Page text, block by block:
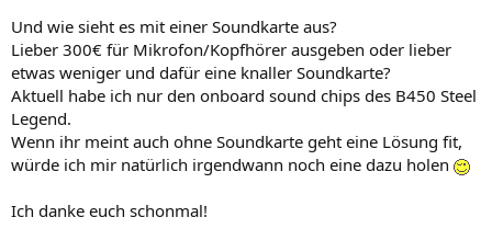
Und wie sieht es mit einer Soundkarte aus?
Lieber 300€ für Mikrofon/Kopfhörer ausgeben oder lieber
etwas weniger und dafür eine knaller Soundkarte?
Aktuell habe ich nur den onboard sound chips des B450 Steel
Legend.
Wenn ihr meint auch ohne Soundkarte geht eine Lösung fit,
würde ich mir natürlich irgendwann noch eine dazu holen
Ich danke euch schonmal!